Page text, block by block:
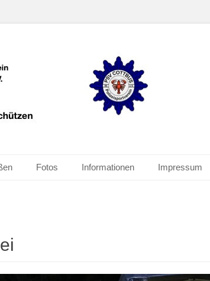
Fotos Informationen Impressum